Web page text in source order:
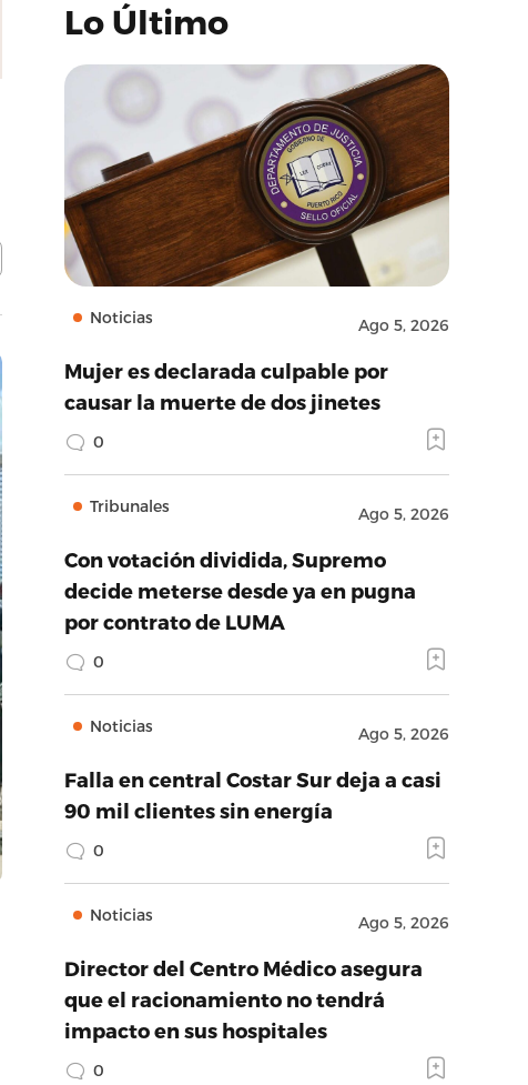
Lo Último
Noticias Ago 5, 2026
Mujer es declarada culpable por
causar la muerte de dos jinetes
0
Tribunales Ago 5, 2026
Con votación dividida, Supremo
decide meterse desde ya en pugna
por contrato de LUMA
0
Noticias Ago 5, 2026
Falla en central Costar Sur deja a casi
90 mil clientes sin energía
0
Noticias Ago 5, 2026
Director del Centro Médico asegura
que el racionamiento no tendrá
impacto en sus hospitales
0